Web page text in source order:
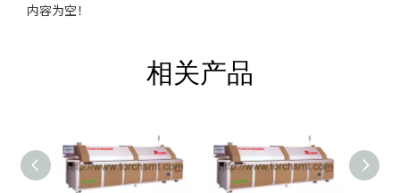
内容为空！
相关产品